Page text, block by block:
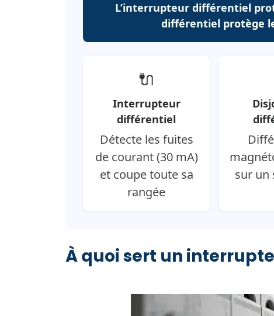
L’interrupteur différentiel
différentiel protège
🔌
Interrupteur
différentiel
Détecte les fuites
de courant (30 mA)
et coupe toute sa
rangée
sur un
À quoi sert un